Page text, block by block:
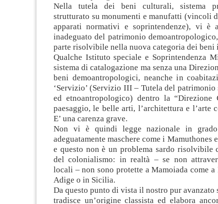
Nella tutela dei beni culturali, sistema
strutturato su monumenti e manufatti (vincoli
apparati normativi e soprintendenze), vi è
inadeguato del patrimonio
parte risolvibile nella nuova categoria dei beni
Qualche Istituto speciale e Soprintendenza
sistema di catalogazione ma senza una
beni demoantropologici, neanche in
‘Servizio’ (Servizio III – Tutela del
ed etnoantropologico) dentro la “Direzione
paesaggio, le belle arti, l’architettura e l’arte
E’ una carenza grave.
Non vi è quindi legge nazionale in
adeguatamente maschere come i Mamuthones
e questo non è un problema sardo risolvibile
del colonialismo: in realtà – se non
locali – non sono protette a Mamoiada come
Adige o in Sicilia.
Da questo punto di vista il nostro pur avanzato
tradisce un’origine classista ed elabora